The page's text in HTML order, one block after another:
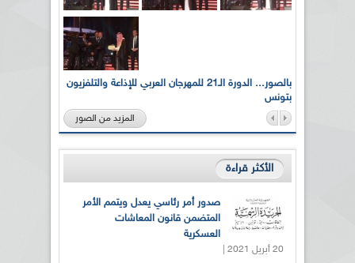
بالصور... الدورة الـ21 للمهرجان العربي للإذاعة والتلفزيون
بتونس
المزيد من الصور
الأكثر قراءة
صدور أمر رئاسي يعدل ويتمم الأمر
المتضمن قانون المعاشات
العسكرية
20 أبريل 2021 |